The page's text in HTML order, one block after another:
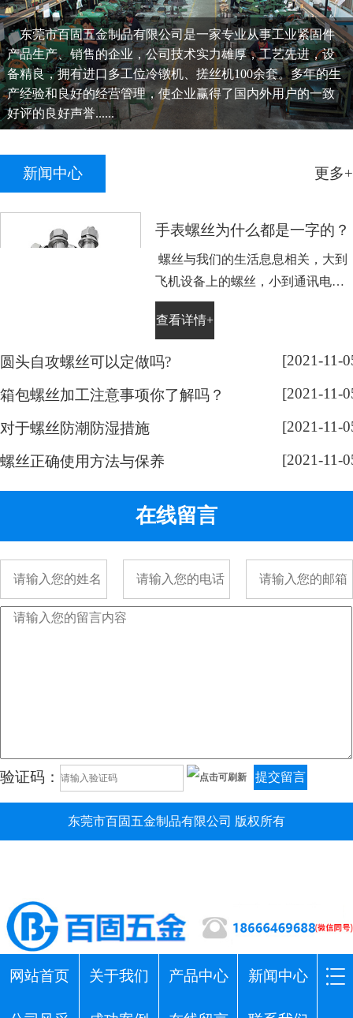
东莞市百固五金制品有限公司是一家专业从事工业紧固件
产品生产、销售的企业，公司技术实力雄厚，工艺先进，设
备精良，拥有进口多工位冷镦机、搓丝机100余套。多年的生
产经验和良好的经营管理，使企业赢得了国内外用户的一致
好评的良好声誉......
新闻中心 更多+
手表螺丝为什么都是一字的？
螺丝与我们的生活息息相关，大到
飞机设备上的螺丝，小到通讯电子
设备手表上的小螺丝。不知道大家
平时有没有留意，手表螺丝大部分
奇，跟随小编脚步来带大家了解一
下： 手表螺丝属于精密螺丝，之所
工方式决定的。手表精密螺丝，是
采用车加工出来的，头部...
查看详情+
圆头自攻螺丝可以定做吗? [2021-11-
箱包螺丝加工注意事项你了解吗？ [2021-11-
对于螺丝防潮防湿措施 [2021-11-
螺丝正确使用方法与保养 [2021-11-
在线留言
验证码： 提交留言
东莞市百固五金制品有限公司 版权所有
网站首页 关于我们 产品中心 新闻中心